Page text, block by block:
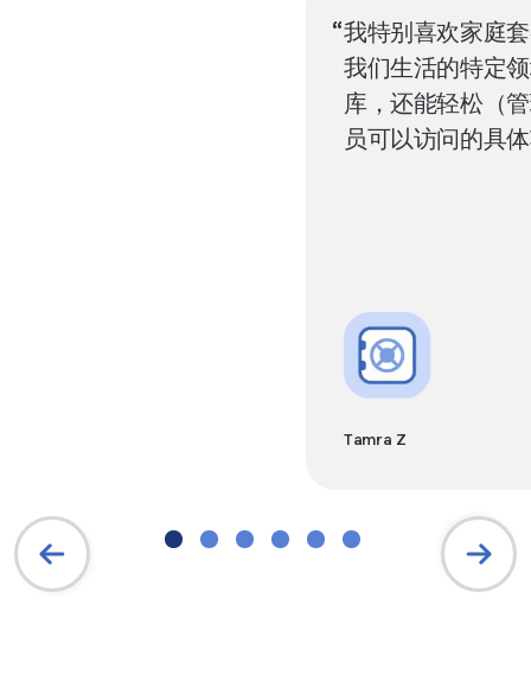
我特别喜欢家庭
我们生活的特定
库，还能轻松（
员可以访问的具
Tamra Z